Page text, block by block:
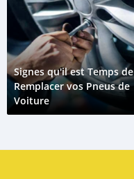
Signes qu'il est Temps de
Remplacer vos Pneus de
Voiture